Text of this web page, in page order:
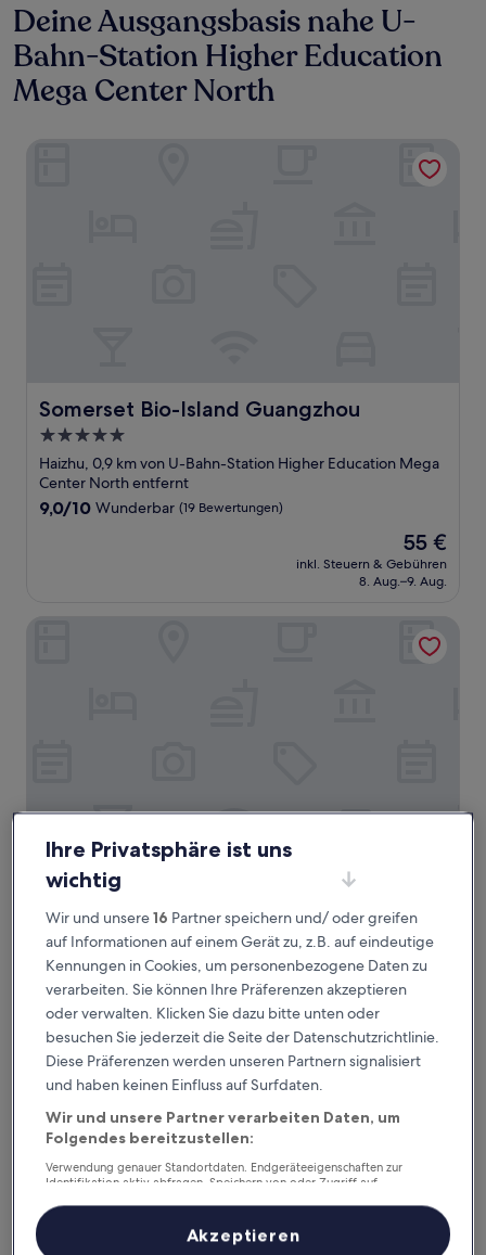
Deine Ausgangsbasis nahe U-
Bahn-Station Higher Education
Mega Center North
Somerset Bio-Island Guangzhou
Somerset Bio-Island Guangzhou
5.0-
Sterne-
Unterkunft
Haizhu, 0,9 km von U-Bahn-Station Higher Education Mega
Center North entfernt
9.0
9,0/10 Wunderbar (19 Bewertungen)
Der
Preis
beträgt
55 €
inkl. Steuern & Gebühren
8. Aug.–9. Aug.
Guangzhou Xanadu Hotel, Vignette
Collection by IHG
Guangzhou Xanadu Hotel, Vignette Collection by IHG
4.0-
Sterne-
Unterkunft
Haizhu, 1,6 km von U-Bahn-Station Higher Education Mega
Center North entfernt
8.8
von
10,
Hervorragend,
(21
8,8/10 Hervorragend (21 Bewertungen)
Der
Preis
90 €
inkl. Steuern & Gebühren
Guangzhou Xanadu Hotel, Vignette Collection by IHG
GHIC The Mulian Hotel of Bio-island Guangzhou
Ihre Privatsphäre ist uns
wichtig
Wir und unsere16 Partner speichern und/ oder greifen
auf Informationen auf einem Gerät zu, z.B. auf eindeutige
Kennungen in Cookies, um personenbezogene Daten zu
verarbeiten. Sie können Ihre Präferenzen akzeptieren
oder verwalten. Klicken Sie dazu bitte unten oder
besuchen Sie jederzeit die Seite der Datenschutzrichtlinie.
Diese Präferenzen werden unseren Partnern signalisiert
und haben keinen Einfluss auf Surfdaten.
Wir und unsere Partner verarbeiten Daten, um
Folgendes bereitzustellen:
Verwendung genauer Standortdaten. Endgeräteeigenschaften zur
Identifikation aktiv abfragen. Speichern von oder Zugriff auf
Inhalte, Messung von Werbeleistung und der Performance von Inhalten,
Zielgruppenforschung sowie Entwicklung und Verbesserung von
Akzeptieren